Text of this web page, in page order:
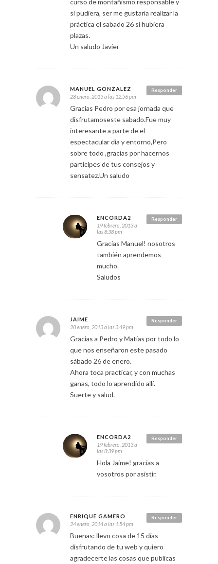
si pudiera, ser me gustaría realizar la
práctica el sabado 26 si hubiera
plazas.
Un saludo Javier
Responder
MANUEL GONZALEZ
28 enero, 2013 a las 12:56 pm
Gracias Pedro por esa jornada que
disfrutamoseste sabado.Fue muy
interesante a parte de el
espectacular dia y entorno,Pero
sobre todo ,gracias por hacernos
participes de tus consejos y
sensatez.Un saludo
Responder
ENCORDA2
19 febrero, 2013 a
las 8:38 pm
Gracias Manuel! nosotros
también aprendemos
mucho.
Saludos
Responder
JAIME
28 enero, 2013 a las 3:49 pm
Gracias a Pedro y Matías por todo lo
que nos enseñaron este pasado
sábado 26 de enero.
Ahora toca practicar, y con muchas
ganas, todo lo aprendido allí.
Suerte y salud.
Responder
ENCORDA2
19 febrero, 2013 a
las 8:39 pm
Hola Jaime! gracias a
vosotros por asistir.
Responder
ENRIQUE GAMERO
24 enero, 2014 a las 1:54 pm
Buenas: llevo cosa de 15 días
disfrutando de tu web y quiero
agradecerte las cosas que publicas